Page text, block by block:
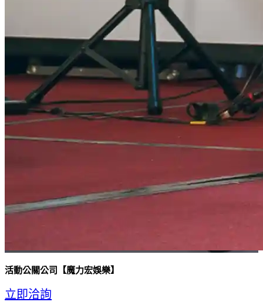
活動公關公司【魔力宏娛樂】
立即洽詢